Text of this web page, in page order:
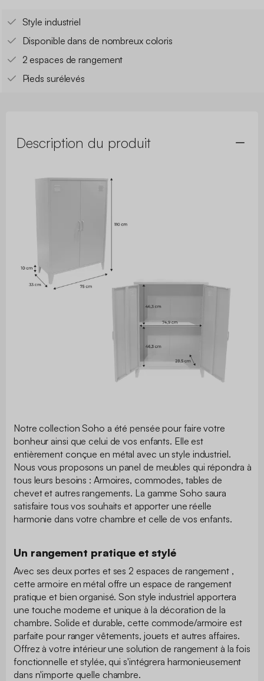
Style industriel
Disponible dans de nombreux coloris
2 espaces de rangement
Pieds surélevés
Description du produit
Notre collection Soho a été pensée pour faire votre
bonheur ainsi que celui de vos enfants. Elle est
entièrement conçue en métal avec un style industriel.
Nous vous proposons un panel de meubles qui répondra à
tous leurs besoins : Armoires, commodes, tables de
chevet et autres rangements. La gamme Soho saura
satisfaire tous vos souhaits et apporter une réelle
harmonie dans votre chambre et celle de vos enfants.
Un rangement pratique et stylé
Avec ses deux portes et ses 2 espaces de rangement ,
cette armoire en métal offre un espace de rangement
pratique et bien organisé. Son style industriel apportera
une touche moderne et unique à la décoration de la
chambre. Solide et durable, cette commode/armoire est
parfaite pour ranger vêtements, jouets et autres affaires.
Offrez à votre intérieur une solution de rangement à la fois
fonctionnelle et stylée, qui s'intégrera harmonieusement
dans n'importe quelle chambre.